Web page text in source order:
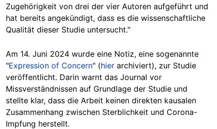
Zugehörigkeit von drei der vier Autoren aufgeführt und
hat bereits angekündigt, dass es die wissenschaftliche
Qualität dieser Studie untersucht."
Am 14. Juni 2024 wurde eine Notiz, eine sogenannte
"Expression of Concern" (hier archiviert), zur Studie
veröffentlicht. Darin warnt das Journal vor
Missverständnissen auf Grundlage der Studie und
stellte klar, dass die Arbeit keinen direkten kausalen
Zusammenhang zwischen Sterblichkeit und Corona-
Impfung herstellt.